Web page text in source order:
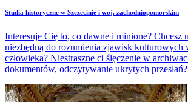
Studia historyczne w Szczecinie i woj. zachodniopomorskim
Interesuje Cię to, co dawne i minione? Chcesz
niezbędną do rozumienia zjawisk kulturowych
człowieka? Niestraszne ci ślęczenie w
dokumentów, odczytywanie ukrytych przesłań?